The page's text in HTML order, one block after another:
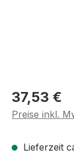
Regulärer
37,53 €
Preise inkl.
Lieferzeit